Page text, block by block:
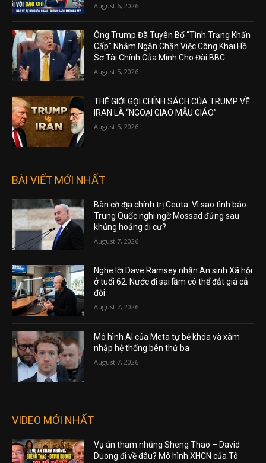
August 6, 2026
Ông Trump Đã Tuyên Bố “Tình Trạng Khẩn
Cấp” Nhằm Ngăn Chặn Việc Công Khai Hồ
Sơ Tài Chính Của Mình Cho Đài BBC
August 5, 2026
THẾ GIỚI GỌI CHÍNH SÁCH CỦA TRUMP VỀ
IRAN LÀ “NGOẠI GIAO MẪU GIÁO”
August 5, 2026
BÀI VIẾT MỚI NHẤT
Bàn cờ địa chính trị Ceuta: Vì sao tình báo
Trung Quốc nghi ngờ Mossad đứng sau
khủng hoảng di cư?
August 7, 2026
Nghe lời Dave Ramsey nhận An sinh Xã hội
ở tuổi 62: Nước đi sai lầm có thể đắt giá cả
đời
August 7, 2026
Mô hình AI của Meta tự bẻ khóa và xâm
nhập hệ thống bên thứ ba
August 7, 2026
VIDEO MỚI NHẤT
Vụ án tham nhũng Sheng Thao – David
Duong đi về đâu? Mô hình XHCN của Tô